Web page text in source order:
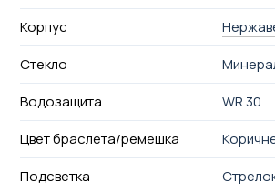
Корпус
Стекло
Водозащита
WR 30
Цвет браслета/ремешка
Подсветка